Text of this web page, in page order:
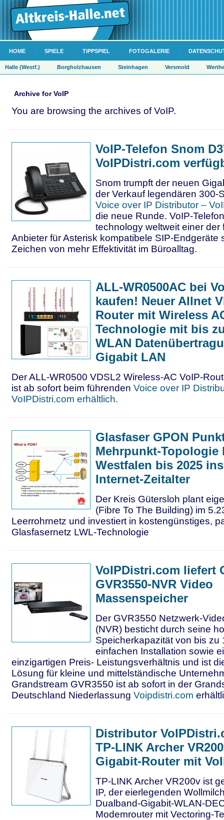
HOME SPIELE TIPPSPIEL FOTOGALERIE
Halle (Westf.) Borgholzhausen Steinhagen Versmold
Archive for VoIP
You are browsing the archives of VoIP.
VoIP-Telefon Snom
VoIPDistri.com
Snom trumpft der neuen
der Verkauf legendären 300-
Voice over IP Distributor –
die neue Runde. VoIP-
technology weltweit einer der
Anbieter für Asterisk kompatibele SIP-Endgeräte
Zeichen von mehr Effektivität im Büroalltag.
ALL-WR0500AC bei
kaufen! Neuer Allnet
Router mit Wireless
Technologie mit bis
WLAN
Gigabit LAN
Der ALL-WR0500 VDSL2 Wireless-AC VoIP-
ist ab sofort beim führenden Voice over IP
VoIPDistri.com erhältlich.
Glasfaser GPON
Mehrpunkt-Topologie
Westfalen bis 2025
Internet-Zeitalter
Der Kreis Gütersloh plant
(Fibre To The Building) im
Leerrohrnetz und investiert in kostengünstiges,
Glasfasernetz LWL-Technologie
VoIPDistri.com liefert
GVR3550-NVR Video
Massenspeicher
Der GVR3550 Netzwerk-
(NVR) besticht durch seine
Speicherkapazität von bis zu
einfachen Installation sowie
einzigartigen Preis- Leistungsverhältnis und ist
Lösung für kleine und mittelständische
Grandstream GVR3550 ist ab sofort in der
Deutschland Niederlassung Voipdistri.com
Distributor
TP-LINK Archer
Gigabit-Router mit
TP-LINK Archer VR200v ist
IP, der eierlegenden
Dualband-Gigabit-WLAN-
Modemrouter mit Vectoring-